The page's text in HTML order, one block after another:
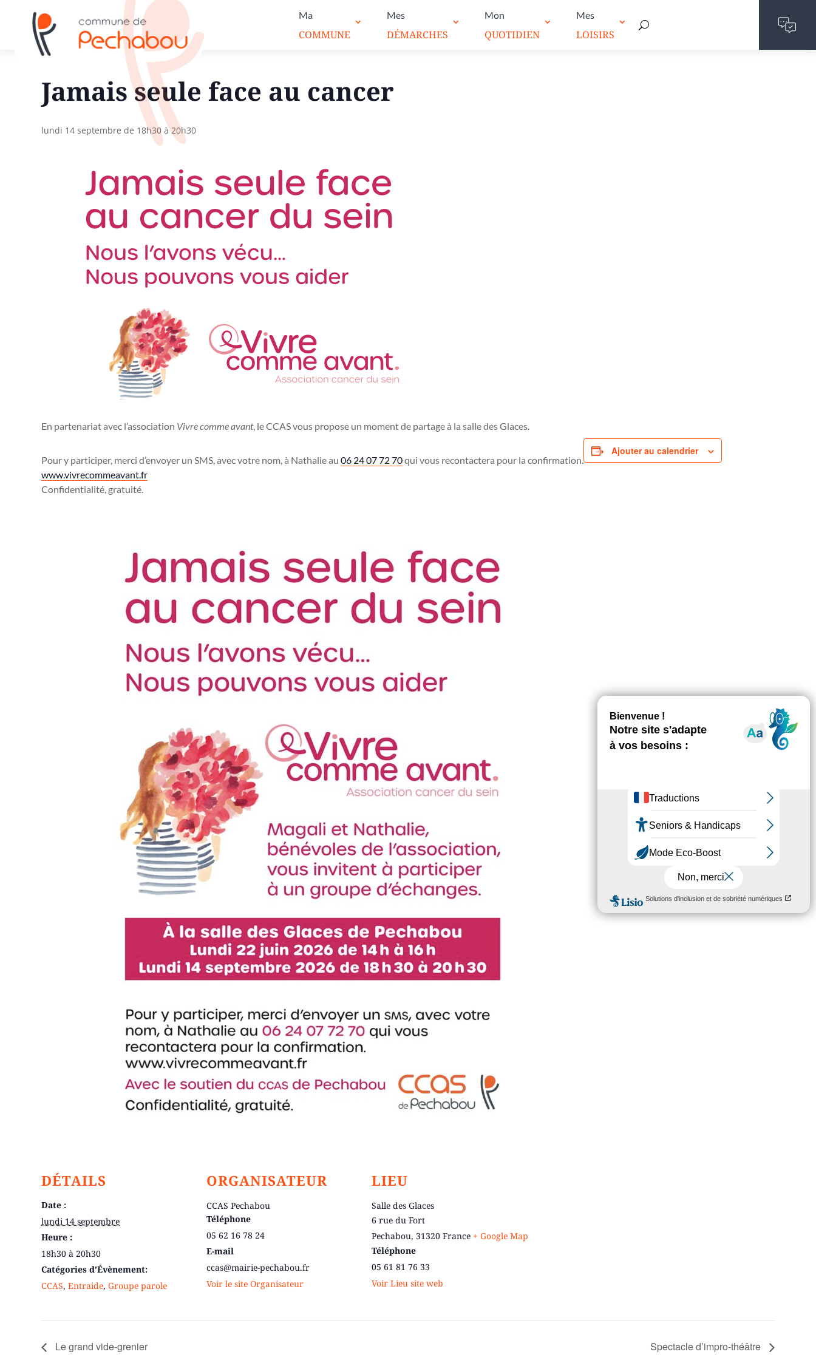
Ma
COMMUNE
Mes
DÉMARCHES
Mon
QUOTIDIEN
Mes
LOISIRS
Jamais seule face au cancer
lundi 14 septembre de 18h30 à20h30
En partenariat avec l’association Vivre comme avant, le CCAS vous propose un moment de partage à la salle des Glaces.
Pour y participer, merci d’envoyer un SMS, avec votre nom, à Nathalie au 06 24 07 72 70qui vous recontactera pour la confirmation.
www.vivrecommeavant.fr
Confidentialité, gratuité.
Ajouter au calendrier
DÉTAILS
Date :
lundi 14 septembre
Heure :
18h30 à 20h30
Catégories d’Évènement:
CCAS, Entraide, Groupe parole
ORGANISATEUR
CCAS Pechabou
Téléphone
05 62 16 78 24
E-mail
ccas@mairie-pechabou.fr
Voir le site Organisateur
LIEU
Salle des Glaces
6 rue du Fort
Pechabou, 31320 France + Google Map
Téléphone
05 61 81 76 33
Voir Lieu site web
Le grand vide-grenier Spectacle d’impro-théâtre